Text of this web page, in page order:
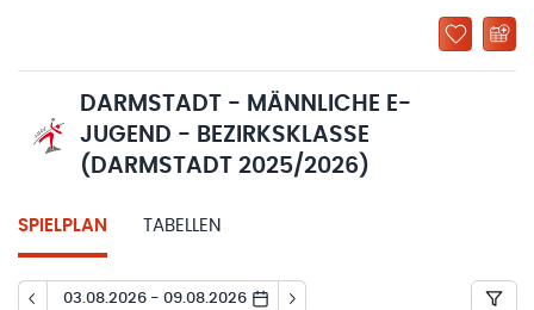
DARMSTADT - MÄNNLICHE E-
JUGEND - BEZIRKSKLASSE
(DARMSTADT 2025/2026)
SPIELPLAN TABELLEN
03.08.2026 - 09.08.2026